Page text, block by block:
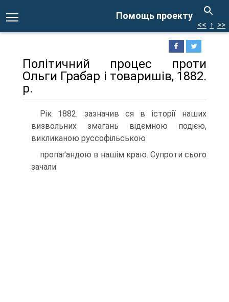
Помощь проекту
<< ↑ >>
Політичний процес проти
Ольги Грабар і товаришів, 1882.
p.
Рік 1882. зазначив ся в історії наших
визвольних змагань відємною подією,
викликаною руссофільською
пропаґандою в нашім краю. Супроти сього
зачали